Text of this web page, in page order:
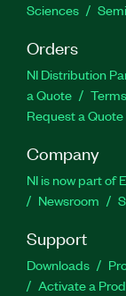
Sciences
Orders
NI Distribution
a Quote
Request a Quote
Company
NI is now part of
Newsroom
Support
Downloads
Activate a